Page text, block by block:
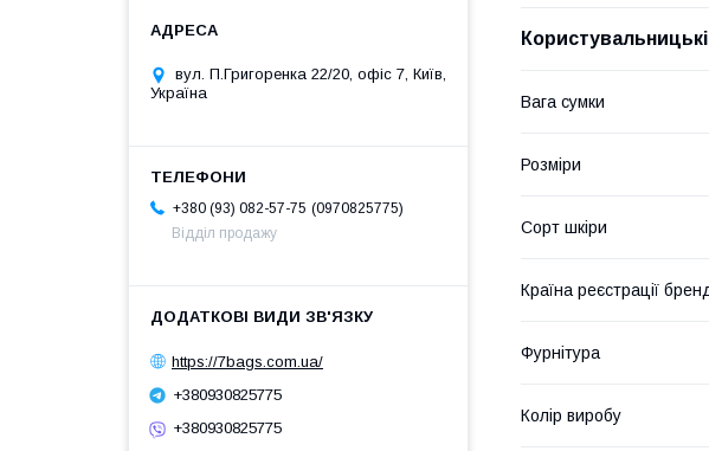
Вага сумки
Розміри
Сорт шкіри
Країна реєстрації
Фурнітура
Колір виробу
вул. П.Григоренка 22/20, офіс 7, Київ,
Україна
+380 (93) 082-57-75
0970825775
Відділ продажу
https://7bags.com.ua/
+380930825775
+380930825775